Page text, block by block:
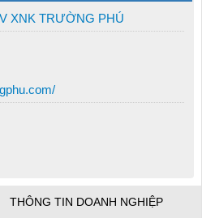
XNK TRƯỜNG PHÚ
THÔNG TIN DOANH NGHIỆP